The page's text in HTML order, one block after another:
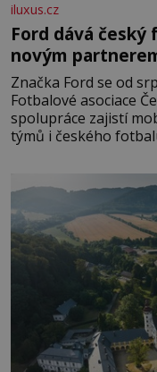
iluxus.cz
Ford dává český
novým
Značka Ford se od
Fotbalové asociace
spolupráce zajistí
týmů i českého